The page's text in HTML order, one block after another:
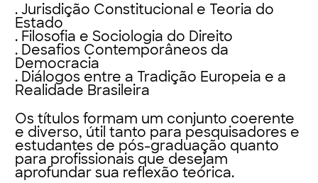
. Jurisdição Constitucional e Teoria do
Estado
. Filosofia e Sociologia do Direito
. Desafios Contemporâneos da
Democracia
. Diálogos entre a Tradição Europeia e a
Realidade Brasileira
Os títulos formam um conjunto coerente
e diverso, útil tanto para pesquisadores e
estudantes de pós-graduação quanto
para profissionais que desejam
aprofundar sua reflexão teórica.